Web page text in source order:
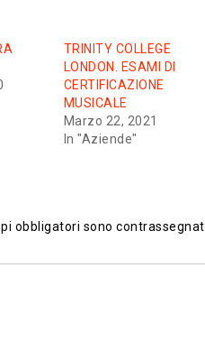
TRINITY COLLEGE
LONDON. ESAMI DI
CERTIFICAZIONE
MUSICALE
Marzo 22, 2021
In "Aziende"
obbligatori sono